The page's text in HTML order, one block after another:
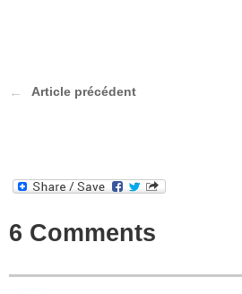
Article précédent
6 Comments